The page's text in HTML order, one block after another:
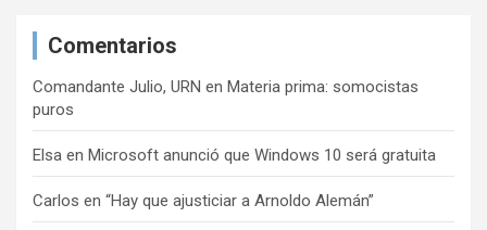
Comentarios
Comandante Julio, URN en Materia prima: somocistas
puros
Elsa en Microsoft anunció que Windows 10 será gratuita
Carlos en “Hay que ajusticiar a Arnoldo Alemán”